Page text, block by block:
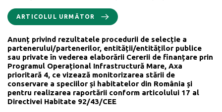
ARTICOLUL URMĂTOR
Anunț privind rezultatele procedurii de selecție a
partenerului/partenerilor, entității/entităților publice
sau private în vederea elaborării Cererii de finanțare prin
Programul Operațional Infrastructură Mare, Axa
prioritară 4, ce vizează monitorizarea stării de
conservare a speciilor și habitatelor din România și
pentru realizarea raportării conform articolului 17 al
Directivei Habitate 92/43/CEE